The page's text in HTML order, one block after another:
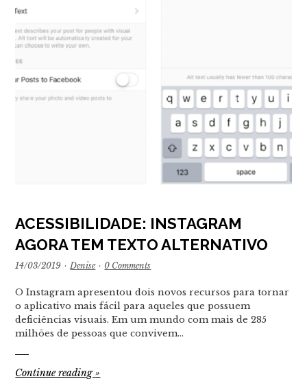
ACESSIBILIDADE: INSTAGRAM
AGORA TEM TEXTO ALTERNATIVO
14/03/2019 · Denise · 0 Comments
O Instagram apresentou dois novos recursos para tornar
o aplicativo mais fácil para aqueles que possuem
deficiências visuais. Em um mundo com mais de 285
milhões de pessoas que convivem…
Continue reading»